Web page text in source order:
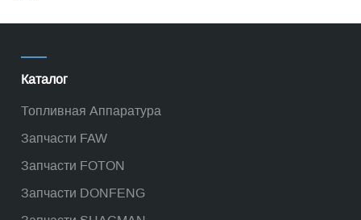
Каталог
Топливная Аппаратура
Запчасти FAW
Запчасти FOTON
Запчасти DONFENG